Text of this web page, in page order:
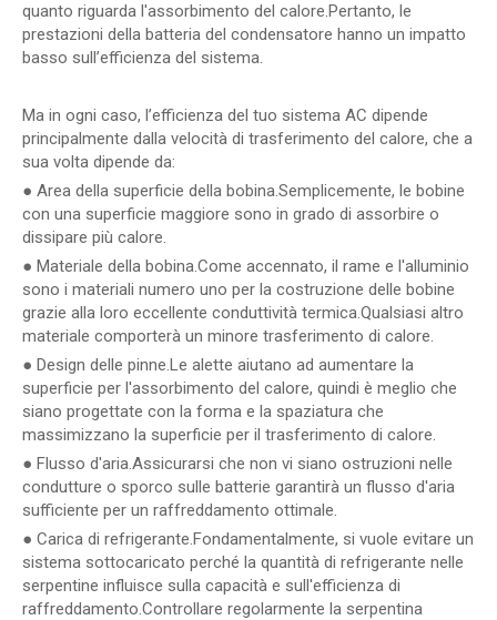
quanto riguarda l'assorbimento del calore.Pertanto, le
prestazioni della batteria del condensatore hanno un impatto
basso sull’efficienza del sistema.
Ma in ogni caso, l’efficienza del tuo sistema AC dipende
principalmente dalla velocità di trasferimento del calore, che a
sua volta dipende da:
● Area della superficie della bobina.Semplicemente, le bobine
con una superficie maggiore sono in grado di assorbire o
dissipare più calore.
● Materiale della bobina.Come accennato, il rame e l'alluminio
sono i materiali numero uno per la costruzione delle bobine
grazie alla loro eccellente conduttività termica.Qualsiasi altro
materiale comporterà un minore trasferimento di calore.
● Design delle pinne.Le alette aiutano ad aumentare la
superficie per l'assorbimento del calore, quindi è meglio che
siano progettate con la forma e la spaziatura che
massimizzano la superficie per il trasferimento di calore.
● Flusso d'aria.Assicurarsi che non vi siano ostruzioni nelle
condutture o sporco sulle batterie garantirà un flusso d'aria
sufficiente per un raffreddamento ottimale.
● Carica di refrigerante.Fondamentalmente, si vuole evitare un
sistema sottocaricato perché la quantità di refrigerante nelle
serpentine influisce sulla capacità e sull'efficienza di
raffreddamento.Controllare regolarmente la serpentina